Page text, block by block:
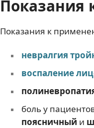
Показания
Показания к
невралгия
воспаление
боль у
поясничный и